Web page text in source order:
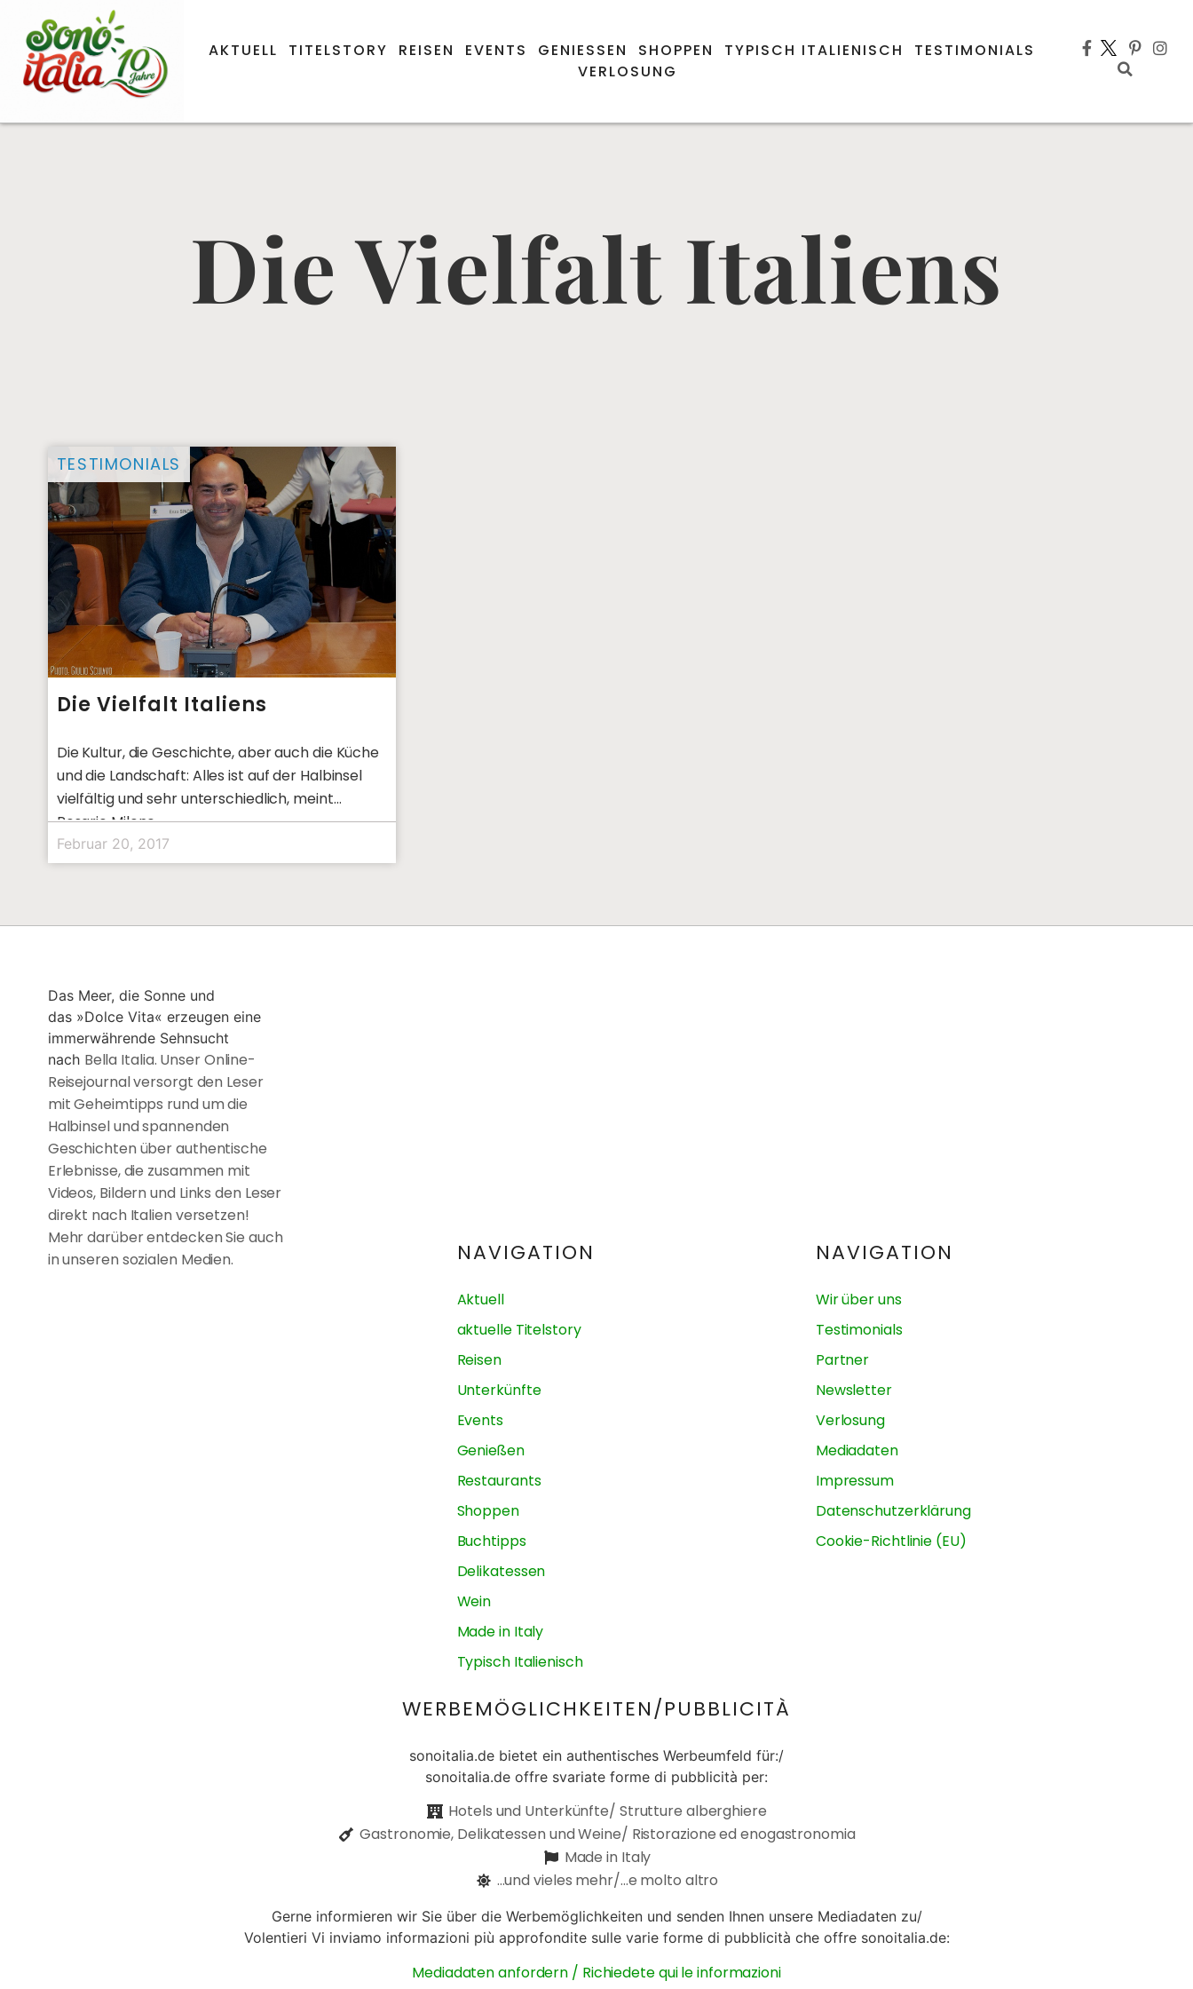
AKTUELL TITELSTORY REISEN EVENTS GENIESSEN SHOPPEN TYPISCH ITALIENISCH
TESTIMONIALS
VERLOSUNG
Die Vielfalt Italiens
TESTIMONIALS
Die Vielfalt Italiens
Die Kultur, die Geschichte, aber auch die Küche
und die Landschaft: Alles ist auf der Halbinsel
vielfältig und sehr unterschiedlich, meint
Rosario Milone.
Februar 20, 2017
Das Meer, die Sonne und
das »Dolce Vita« erzeugen eine
immerwährende Sehnsucht
nach Bella Italia. Unser Online-
Reisejournal versorgt den Leser
mit Geheimtipps rund um die
Halbinsel und spannenden
Geschichten über authentische
Erlebnisse, die zusammen mit
Videos, Bildern und Links den Leser
direkt nach Italien versetzen!
Mehr darüber entdecken Sie auch
in unseren sozialen Medien.
NAVIGATION
Aktuell
aktuelle Titelstory
Reisen
Unterkünfte
Events
Genießen
Restaurants
Shoppen
Buchtipps
Delikatessen
Wein
Made in Italy
Typisch Italienisch
NAVIGATION
Wir über uns
Testimonials
Partner
Newsletter
Verlosung
Mediadaten
Impressum
Datenschutzerklärung
Cookie-Richtlinie (EU)
WERBEMÖGLICHKEITEN/PUBBLICITÀ
sonoitalia.de bietet ein authentisches Werbeumfeld für:/
sonoitalia.de offre svariate forme di pubblicità per:
Hotels und Unterkünfte/ Strutture alberghiere
Gastronomie, Delikatessen und Weine/ Ristorazione ed enogastronomia
Made in Italy
...und vieles mehr/...e molto altro
Gerne informieren wir Sie über die Werbemöglichkeiten und senden Ihnen unsere Mediadaten zu/
Volentieri Vi inviamo informazioni più approfondite sulle varie forme di pubblicità che offre sonoitalia.de:
Mediadaten anfordern / Richiedete qui le informazioni